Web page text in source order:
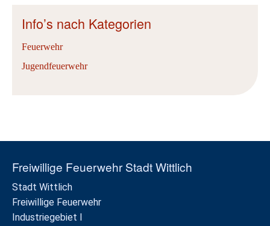
Info’s nach Kategorien
Feuerwehr
Jugendfeuerwehr
Freiwillige Feuerwehr Stadt Wittlich
Stadt Wittlich
Freiwillige Feuerwehr
Industriegebiet I